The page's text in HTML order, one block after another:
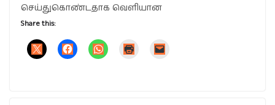
செய்துகொண்டதாக வெளியான
Share this: